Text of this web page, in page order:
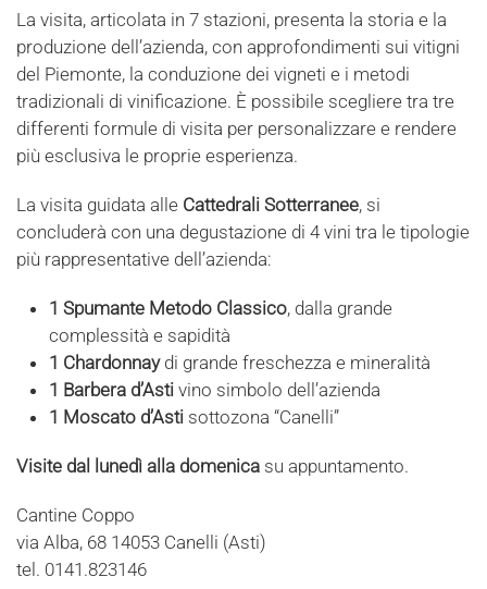
La visita, articolata in 7 stazioni, presenta la storia e la
produzione dell’azienda, con approfondimenti sui vitigni
del Piemonte, la conduzione dei vigneti e i metodi
tradizionali di vinificazione. È possibile scegliere tra tre
differenti formule di visita per personalizzare e rendere
più esclusiva le proprie esperienza.
La visita guidata alle Cattedrali Sotterranee, si
concluderà con una degustazione di 4 vini tra le tipologie
più rappresentative dell’azienda:
1 Spumante Metodo Classico, dalla grande
complessità e sapidità
1 Chardonnaydi grande freschezza e mineralità
1 Barbera d’Asti vino simbolo dell’azienda
1 Moscato d’Asti sottozona “Canelli”
Visite dal lunedì alla domenica su appuntamento.
Cantine Coppo
via Alba, 68 14053 Canelli (Asti)
tel. 0141.823146